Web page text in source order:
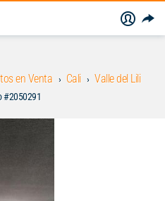
en Venta Cali Valle del Lili
#2050291